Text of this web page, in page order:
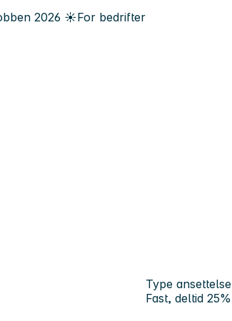
2026 ☀️For bedrifter
Type ansettelse
Fast, deltid 25%